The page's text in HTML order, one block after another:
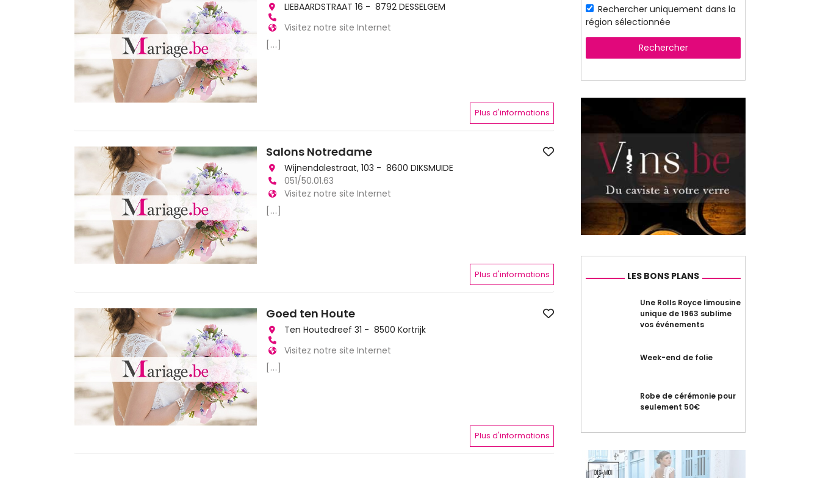
LIEBAARDSTRAAT 16 - 8792 DESSELGEM
Visitez notre site Internet
[...]
Plus d'informations
Salons Notredame
Wijnendalestraat, 103 - 8600 DIKSMUIDE
051/50.01.63
Visitez notre site Internet
[...]
Plus d'informations
Goed ten Houte
Ten Houtedreef 31 - 8500 Kortrijk
Visitez notre site Internet
[...]
Plus d'informations
Rechercher uniquement dans la
région sélectionnée
Rechercher
LES BONS PLANS
Une Rolls Royce limousine
unique de 1963 sublime
vos événements
Week-end de folie
Robe de cérémonie pour
seulement 50€